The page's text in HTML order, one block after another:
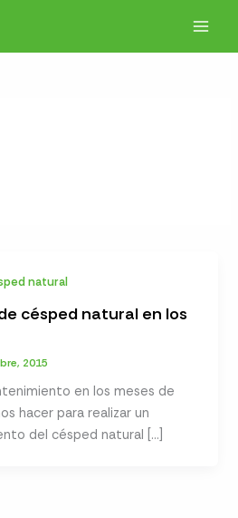
natural
césped natural en los
2015
en los meses de
hacer para realizar un
del césped natural […]